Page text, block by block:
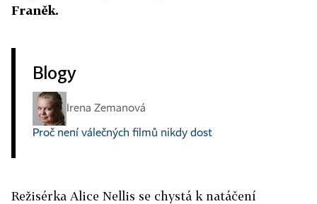
Franěk.
Blogy
Irena Zemanová
Proč není válečných filmů nikdy dost
Režisérka Alice Nellis se chystá k natáčení